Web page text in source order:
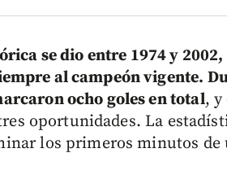
se dio entre 1974 y
al campeón vigente.
ocho goles en total, y
oportunidades. La
los primeros minutos de